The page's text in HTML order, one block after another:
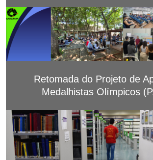
Retomada do Projeto de
Medalhistas Olímpicos